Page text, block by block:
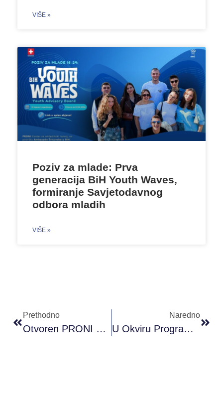
VIŠE »
Poziv za mlade: Prva
generacija BiH Youth Waves,
formiranje Savjetodavnog
odbora mladih
VIŠE »
Prethodno
Otvoren PRONI Omladinski Klub U Prijedoru
Naredno
U Okviru Programa “Kulturno Bogatstvo Mostara” Posjećene Su Spomen Kuće Historijski Značajnih Mostaraca